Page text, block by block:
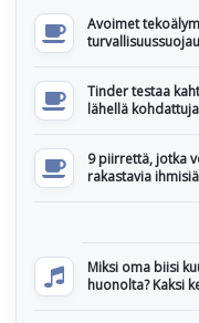
Avoimet
Tinder testaa
lähellä
9 piirrettä, jotka
rakastavia ihmisiä
Miksi oma biisi
huonolta? Kaksi